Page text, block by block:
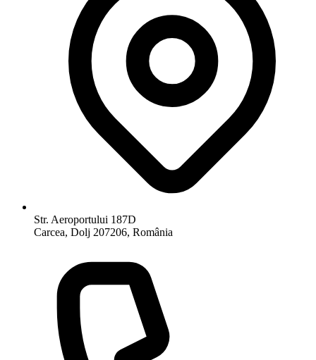
Str. Aeroportului 187D
Carcea, Dolj 207206, România